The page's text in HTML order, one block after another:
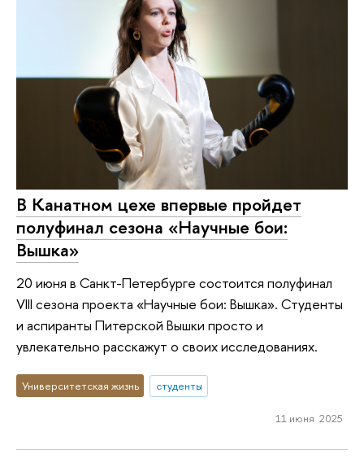
В Канатном цехе впервые пройдет
полуфинал сезона «Научные бои:
Вышка»
20 июня в Санкт-Петербурге состоится полуфинал
VIII сезона проекта «Научные бои: Вышка». Студенты
и аспиранты Питерской Вышки просто и
увлекательно расскажут о своих исследованиях.
Университетская жизнь студенты
11 июня 2025